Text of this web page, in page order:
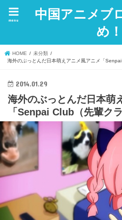
中国アニメブ
め！
menu
HOME
未分類
海外のぶっとんだ日本萌えアニメ風アニメ「
2014.01.29
海外のぶっとんだ日本萌
「Senpai Club（先輩ク